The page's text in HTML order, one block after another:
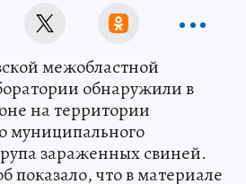
межобластной
обнаружили в
на территории
муниципального
зараженных свиней.
показало, что в материале